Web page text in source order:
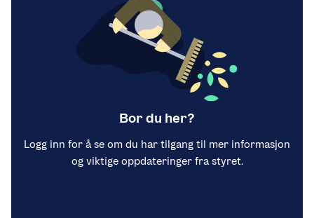
Bor du her?
Logg inn for å se om du har tilgang til mer informasjon
og viktige oppdateringer fra styret.